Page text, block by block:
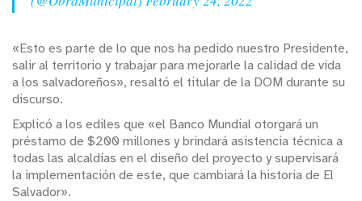
«Esto es parte de lo que nos ha pedido nuestro Presidente,
salir al territorio y trabajar para mejorarle la calidad de vida
a los salvadoreños», resaltó el titular de la DOM durante su
discurso.
Explicó a los ediles que «el Banco Mundial otorgará un
préstamo de $200 millones y brindará asistencia técnica a
todas las alcaldías en el diseño del proyecto y supervisará
la implementación de este, que cambiará la historia de El
Salvador».